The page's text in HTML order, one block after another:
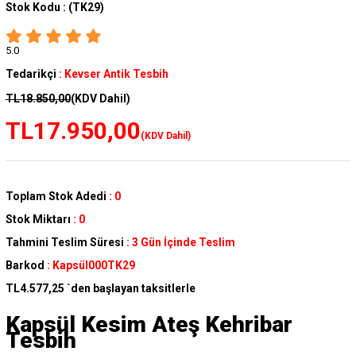
Stok Kodu : (TK29)
5.0
Tedarikçi : Kevser Antik Tesbih
TL18.850,00(KDV Dahil)
TL17.950,00(KDV Dahil)
Toplam Stok Adedi : 0
Stok Miktarı : 0
Tahmini Teslim Süresi : 3 Gün İçinde Teslim
Barkod : Kapsül000TK29
TL4.577,25 `den başlayan taksitlerle
Kapsül Kesim Ateş Kehribar
Tesbih